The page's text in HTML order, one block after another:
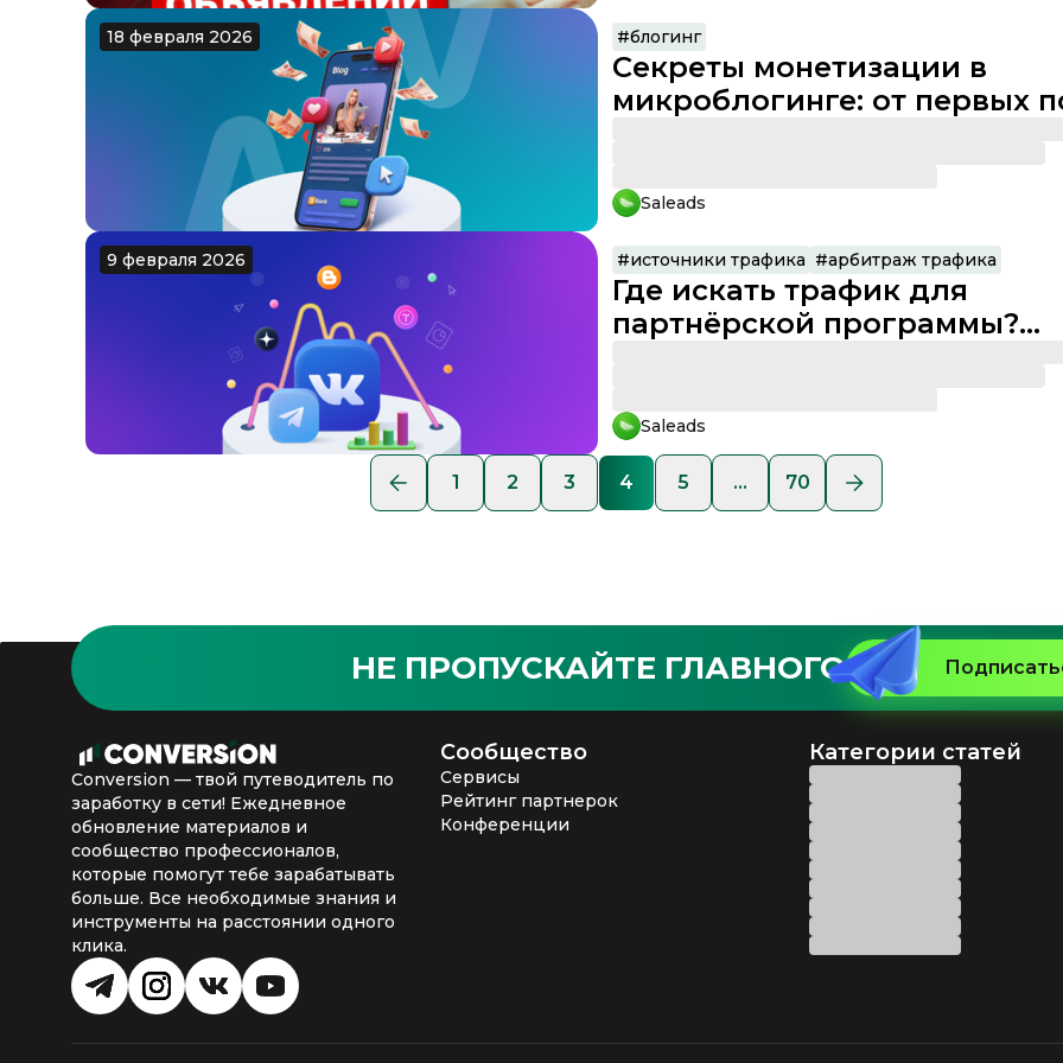
18 февраля 2026 #блогинг
Секреты монетизации в
микроблогинге: от первых
Saleads
9 февраля 2026 #источники трафика #арбитраж трафика
Где искать трафик для
партнёрской программы?
Saleads
1 2 3 4 5 ... 70
НЕ ПРОПУСКАЙТЕ ГЛАВНОГО
Conversion — твой путеводитель по
заработку в сети! Ежедневное
обновление материалов и
сообщество профессионалов,
которые помогут тебе зарабатывать
больше. Все необходимые знания и
инструменты на расстоянии одного
клика.
Сообщество
Сервисы
Рейтинг партнерок
Конференции
Категории статей